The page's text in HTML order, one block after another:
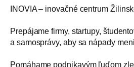
INOVIA – inovačné centrum
Prepájame firmy, startupy,
a samosprávy, aby sa nápady
Pomáhame podnikavým ľuďom